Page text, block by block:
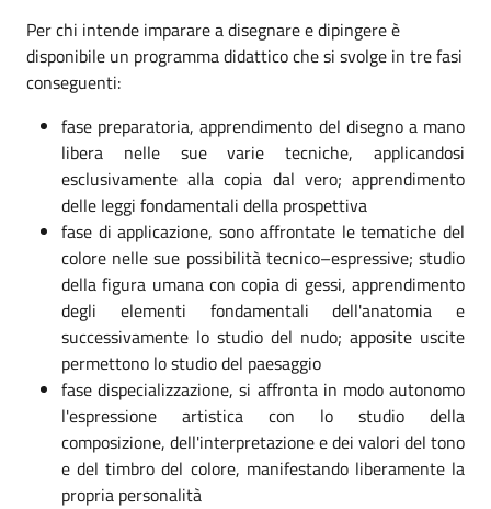
Per chi intende imparare a disegnare e dipingere è
disponibile un programma didattico che si svolge in tre fasi
conseguenti:
fase preparatoria, apprendimento del disegno a mano
libera nelle sue varie tecniche, applicandosi
esclusivamente alla copia dal vero; apprendimento
delle leggi fondamentali della prospettiva
fase di applicazione, sono affrontate le tematiche del
colore nelle sue possibilità tecnico–espressive; studio
della figura umana con copia di gessi, apprendimento
degli elementi fondamentali dell'anatomia e
successivamente lo studio del nudo; apposite uscite
permettono lo studio del paesaggio
fase dispecializzazione, si affronta in modo autonomo
l'espressione artistica con lo studio della
composizione, dell'interpretazione e dei valori del tono
e del timbro del colore, manifestando liberamente la
propria personalità